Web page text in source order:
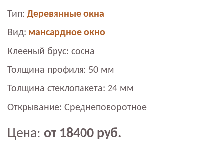
Тип: Деревянные окна
Вид: мансардное окно
Клееный брус: сосна
Толщина профиля: 50 мм
Толщина стеклопакета: 24 мм
Открывание: Среднеповоротное
Цена: от 18400 руб.